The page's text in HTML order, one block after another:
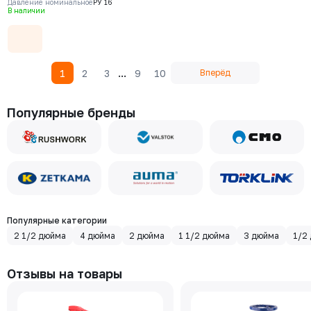
уплотнение - EPDM, М/Ф
Давление номинальноеРУ 16
В наличии
1 2 3 ... 9 10 Вперёд
Популярные бренды
Популярные категории
2 1/2 дюйма
4 дюйма 2 дюйма 1 1/2 дюйма 3 дюйма 1/2
Отзывы на товары